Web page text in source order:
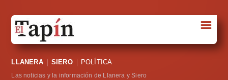
Sociedad
☰
LLANERA SIERO POLÍTICA
Las noticias y la información de Llanera y Siero